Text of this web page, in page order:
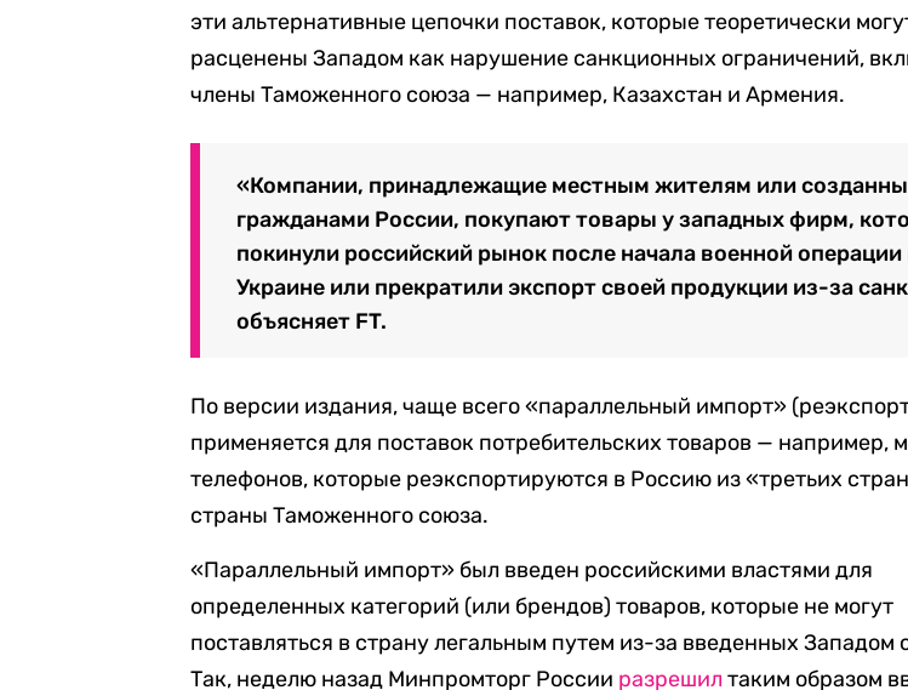
эти альтернативные цепочки поставок, которые теоретически
расценены Западом как нарушение санкционных ограничений,
члены Таможенного союза — например, Казахстан и Армения.
«Компании, принадлежащие местным жителям или
гражданами России, покупают товары у западных фирм,
покинули российский рынок после начала военной операции
Украине или прекратили экспорт своей продукции из-за
объясняет FT.
По версии издания, чаще всего «параллельный импорт»
применяется для поставок потребительских товаров — например,
телефонов, которые реэкспортируются в Россию из «третьих
страны Таможенного союза.
«Параллельный импорт» был введен российскими властями для
определенных категорий (или брендов) товаров, которые не могут
поставляться в страну легальным путем из-за введенных Западом
Так, неделю назад Минпромторг России разрешил таким образом